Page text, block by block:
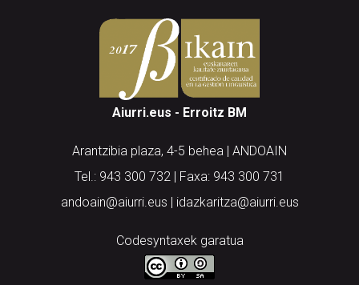
Aiurri.eus - Erroitz BM
Arantzibia plaza, 4-5 behea | ANDOAIN
Tel.: 943 300 732 | Faxa: 943 300 731
andoain@aiurri.eus | idazkaritza@aiurri.eus
Codesyntaxek garatua